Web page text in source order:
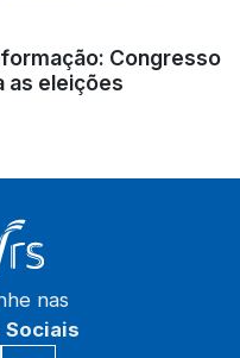
Congresso
as eleições
nas
Sociais